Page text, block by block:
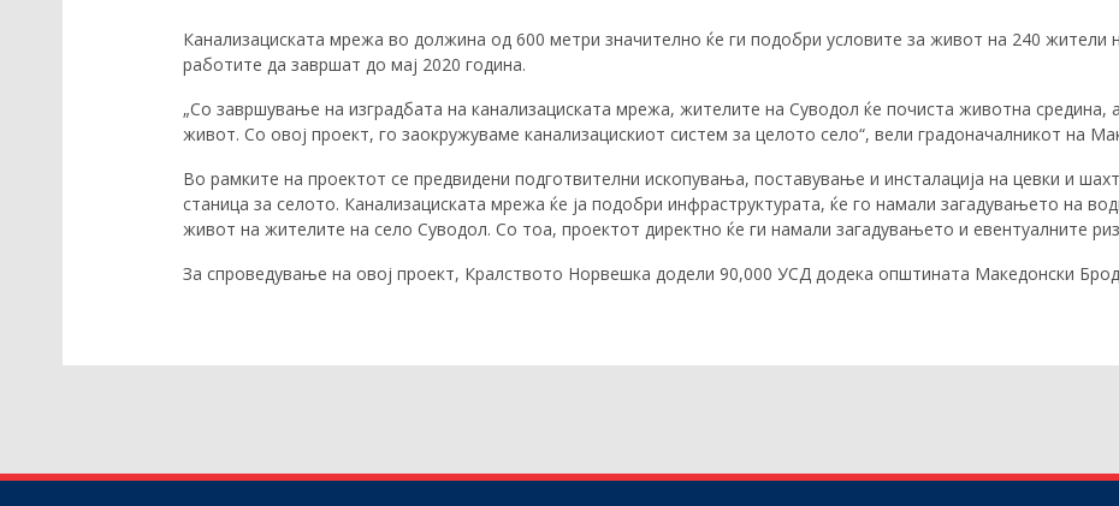
Канализациската мрежа во должина од 600 метри значително ќе ги подобри условите за живот на 240 жители
работите да завршат до мај 2020 година.
„Со завршување на изградбата на канализациската мрежа, жителите на Суводол ќе почиста животна средина,
живот. Со овој проект, го заокружуваме канализацискиот систем за целото село“, вели градоначалникот на
Во рамките на проектот се предвидени подготвителни ископувања, поставување и инсталација на цевки и
станица за селото. Канализациската мрежа ќе ја подобри инфраструктурата, ќе го намали загадувањето на
живот на жителите на село Суводол. Со тоа, проектот директно ќе ги намали загадувањето и евентуалните
За спроведување на овој проект, Кралството Норвешка додели 90,000 УСД додека општината Македонски